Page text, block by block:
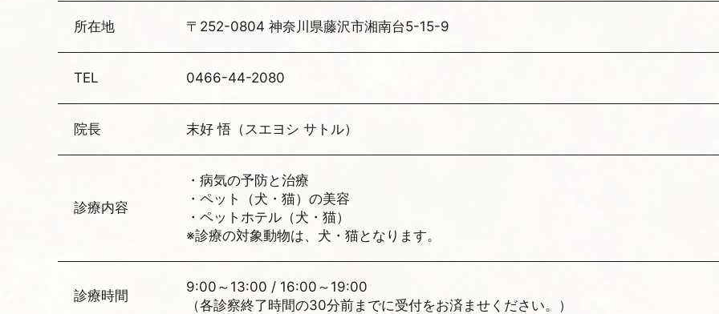
所在地 〒252-0804 神奈川県藤沢市湘南台5-15-9
TEL 0466-44-2080
院長 末好 悟（スエヨシ サトル）
診療内容
・病気の予防と治療
・ペット（犬・猫）の美容
・ペットホテル（犬・猫）
※診療の対象動物は、犬・猫となります。
診療時間
9:00～13:00 / 16:00～19:00
（各診察終了時間の30分前までに受付をお済ませください。）